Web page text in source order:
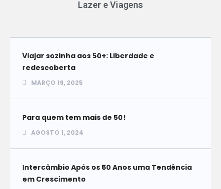
Lazer e Viagens
Viajar sozinha aos 50+: Liberdade e
redescoberta
MARÇO 19, 2025
Para quem tem mais de 50!
AGOSTO 1, 2024
Intercâmbio Após os 50 Anos uma Tendência
em Crescimento